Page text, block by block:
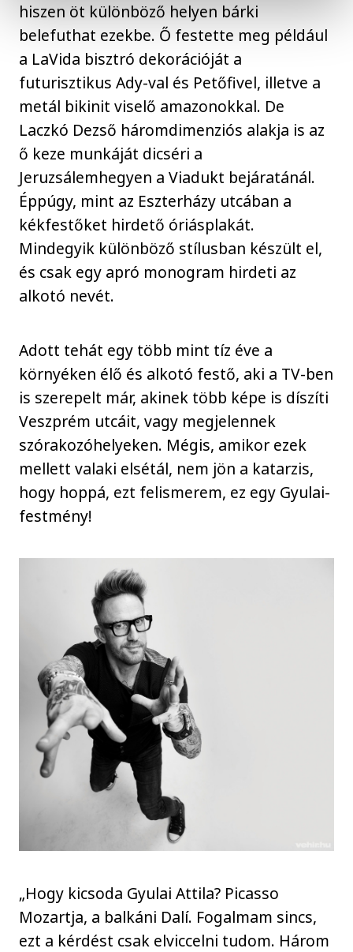
hiszen öt különböző helyen bárki
belefuthat ezekbe. Ő festette meg például
a LaVida bisztró dekorációját a
futurisztikus Ady-val és Petőfivel, illetve a
metál bikinit viselő amazonokkal. De
Laczkó Dezső háromdimenziós alakja is az
ő keze munkáját dicséri a
Jeruzsálemhegyen a Viadukt bejáratánál.
Éppúgy, mint az Eszterházy utcában a
kékfestőket hirdető óriásplakát.
Mindegyik különböző stílusban készült el,
és csak egy apró monogram hirdeti az
alkotó nevét.
Adott tehát egy több mint tíz éve a
környéken élő és alkotó festő, aki a TV-ben
is szerepelt már, akinek több képe is díszíti
Veszprém utcáit, vagy megjelennek
szórakozóhelyeken. Mégis, amikor ezek
mellett valaki elsétál, nem jön a katarzis,
hogy hoppá, ezt felismerem, ez egy Gyulai-
festmény!
„Hogy kicsoda Gyulai Attila? Picasso
Mozartja, a balkáni Dalí. Fogalmam sincs,
ezt a kérdést csak elviccelni tudom. Három